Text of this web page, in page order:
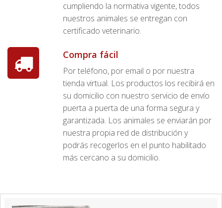
cumpliendo la normativa vigente, todos
nuestros animales se entregan con
certificado veterinario.
Compra fácil
Por teléfono, por email o por nuestra
tienda virtual. Los productos los recibirá en
su domicilio con nuestro servicio de envío
puerta a puerta de una forma segura y
garantizada. Los animales se enviarán por
nuestra propia red de distribución y
podrás recogerlos en el punto habilitado
más cercano a su domicilio.